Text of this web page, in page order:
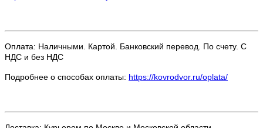
Оплата: Наличными. Картой. Банковский перевод. По счету. С
НДС и без НДС
Подробнее о способах оплаты: https://kovrodvor.ru/oplata/